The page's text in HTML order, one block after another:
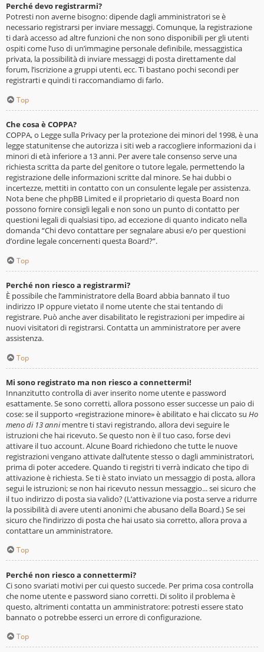
Perché devo registrarmi?
Potresti non averne bisogno: dipende dagli amministratori se è
necessario registrarsi per inviare messaggi. Comunque, la registrazione
ti darà accesso ad altre funzioni che non sono disponibili per gli utenti
ospiti come l’uso di un’immagine personale definibile, messaggistica
privata, la possibilità di inviare messaggi di posta direttamente dal
forum, l’iscrizione a gruppi utenti, ecc. Ti bastano pochi secondi per
registrarti e quindi ti raccomandiamo di farlo.
Top
Che cosa è COPPA?
COPPA, o Legge sulla Privacy per la protezione dei minori del 1998, è una
legge statunitense che autorizza i siti web a raccogliere informazioni da i
minori di età inferiore a 13 anni. Per avere tale consenso serve una
richiesta scritta da parte del genitore o tutore legale, permettendo la
registrazione delle informazioni scritte dal minore. Se hai dubbi o
incertezze, mettiti in contatto con un consulente legale per assistenza.
Nota bene che phpBB Limited e il proprietario di questa Board non
possono fornire consigli legali e non sono un punto di contatto per
questioni legali di qualsiasi tipo, ad eccezione di quanto indicato nella
domanda “Chi devo contattare per segnalare abusi e/o per questioni
d’ordine legale concernenti questa Board?”.
Top
Perché non riesco a registrarmi?
È possibile che l’amministratore della Board abbia bannato il tuo
indirizzo IP oppure vietato il nome utente che stai tentando di
registrare. Può anche aver disabilitato le registrazioni per impedire ai
nuovi visitatori di registrarsi. Contatta un amministratore per avere
assistenza.
Top
Mi sono registrato ma non riesco a connettermi!
Innanzitutto controlla di aver inserito nome utente e password
esattamente. Se sono corretti, allora possono esser successe un paio di
cose: se il supporto «registrazione minore» è abilitato e hai cliccato su Ho
meno di 13 annimentre ti stavi registrando, allora devi seguire le
istruzioni che hai ricevuto. Se questo non è il tuo caso, forse devi
attivare il tuo account. Alcune Board richiedono che tutte le nuove
registrazioni vengano attivate dall’utente stesso o dagli amministratori,
prima di poter accedere. Quando ti registri ti verrà indicato che tipo di
attivazione è richiesta. Se ti è stato inviato un messaggio di posta, allora
segui le istruzioni; se non hai ricevuto nessun messaggio... sei sicuro che
il tuo indirizzo di posta sia valido? (L’attivazione via posta serve a ridurre
la possibilità di avere utenti anonimi che abusano della Board.) Se sei
sicuro che l’indirizzo di posta che hai usato sia corretto, allora prova a
contattare un amministratore.
Top
Perché non riesco a connettermi?
Ci sono svariati motivi per cui questo succede. Per prima cosa controlla
che nome utente e password siano corretti. Di solito il problema è
questo, altrimenti contatta un amministratore: potresti essere stato
bannato o potrebbe esserci un errore di configurazione.
Top